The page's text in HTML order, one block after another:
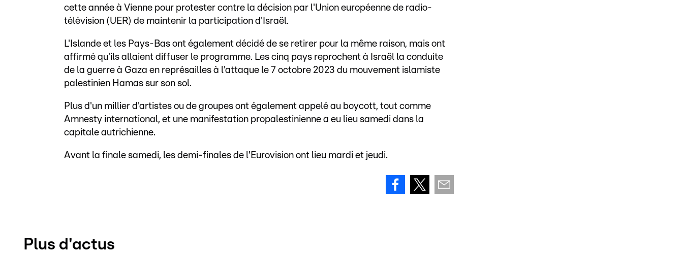
cette année à Vienne pour protester contre la décision par l'Union européenne de radio-
télévision (UER) de maintenir la participation d'Israël.
L'Islande et les Pays-Bas ont également décidé de se retirer pour la même raison, mais ont
affirmé qu'ils allaient diffuser le programme. Les cinq pays reprochent à Israël la conduite
de la guerre à Gaza en représailles à l'attaque le 7 octobre 2023 du mouvement islamiste
palestinien Hamas sur son sol.
Plus d'un millier d'artistes ou de groupes ont également appelé au boycott, tout comme
Amnesty international, et une manifestation propalestinienne a eu lieu samedi dans la
capitale autrichienne.
Avant la finale samedi, les demi-finales de l'Eurovision ont lieu mardi et jeudi.
Plus d'actus